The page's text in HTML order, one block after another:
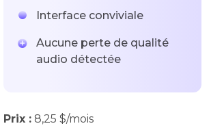
Interface conviviale
Aucune perte de qualité
audio détectée
Prix : 8,25 $/mois